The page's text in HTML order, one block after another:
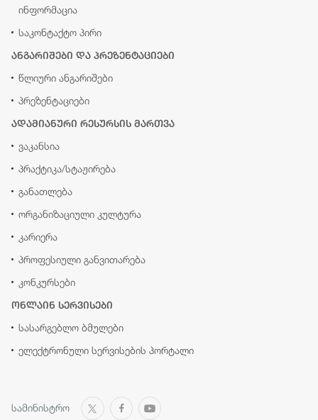
ინფორმაცია
საკონტაქტო პირი
ანგარიშები და პრეზენტაციები
წლიური ანგარიშები
პრეზენტაციები
ადამიანური რესურსის მართვა
ვაკანსია
პრაქტიკა/სტაჟირება
განათლება
ორგანიზაციული კულტურა
კარიერა
პროფესიული განვითარება
კონკურსები
ონლაინ სერვისები
სასარგებლო ბმულები
ელექტრონული სერვისების პორტალი
სამინისტრო